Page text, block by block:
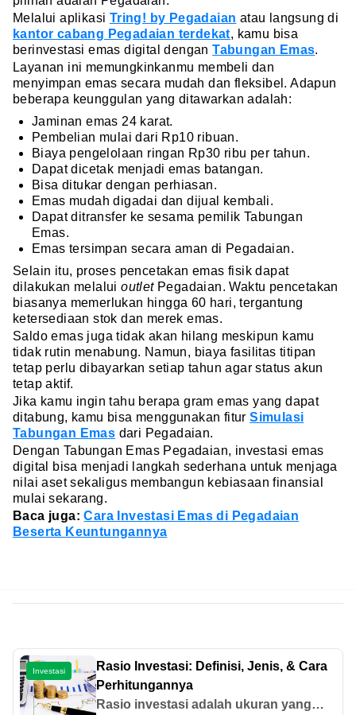
Melalui aplikasi Tring! by Pegadaian atau langsung di
kantor cabang Pegadaian terdekat, kamu bisa
berinvestasi emas digital denganTabungan Emas.
Layanan ini memungkinkanmu membeli dan
menyimpan emas secara mudah dan fleksibel. Adapun
beberapa keunggulan yang ditawarkan adalah:
Jaminan emas 24 karat.
Pembelian mulai dari Rp10 ribuan.
Biaya pengelolaan ringan Rp30 ribu per tahun.
Dapat dicetak menjadi emas batangan.
Bisa ditukar dengan perhiasan.
Emas mudah digadai dan dijual kembali.
Dapat ditransfer ke sesama pemilik Tabungan
Emas.
Emas tersimpan secara aman di Pegadaian.
Selain itu, proses pencetakan emas fisik dapat
dilakukan melaluioutletPegadaian. Waktu pencetakan
biasanya memerlukan hingga 60 hari, tergantung
ketersediaan stok dan merek emas.
Saldo emas juga tidak akan hilang meskipun kamu
tidak rutin menabung. Namun, biaya fasilitas titipan
tetap perlu dibayarkan setiap tahun agar status akun
tetap aktif.
Jika kamu ingin tahu berapa gram emas yang dapat
ditabung, kamu bisa menggunakan fiturSimulasi
Tabungan Emas dari Pegadaian.
Dengan Tabungan Emas Pegadaian, investasi emas
digital bisa menjadi langkah sederhana untuk menjaga
nilai aset sekaligus membangun kebiasaan finansial
mulai sekarang.
Baca juga:Cara Investasi Emas di Pegadaian
Beserta Keuntungannya
Investasi
Rasio Investasi: Definisi, Jenis, & Cara
Perhitungannya
Rasio investasi adalah ukuran yang